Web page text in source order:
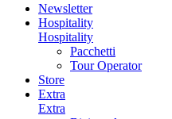
Newsletter
Hospitality
Hospitality
Pacchetti
Tour Operator
Store
Extra
Extra